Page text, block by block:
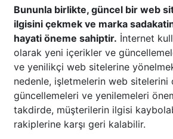
Bununla birlikte, güncel bir web
ilgisini çekmek ve marka
hayati öneme sahiptir. İnternet
olarak yeni içerikler ve
ve yenilikçi web sitelerine
nedenle, işletmelerin web sitelerini
güncellemeleri ve yenilemeleri
takdirde, müşterilerin ilgisi
rakiplerine karşı geri kalabilir.